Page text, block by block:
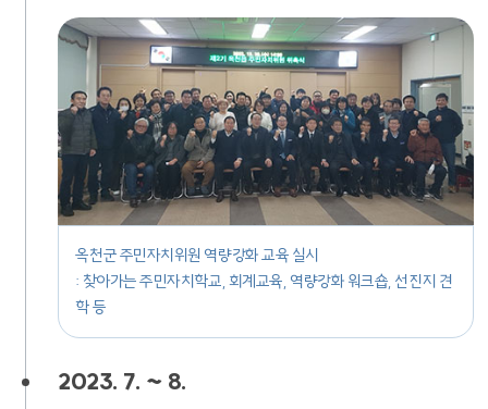
옥천군 주민자치위원 역량강화 교육 실시
: 찾아가는 주민자치학교, 회계교육, 역량강화 워크숍, 선진지 견
학 등
2023. 7. ~ 8.